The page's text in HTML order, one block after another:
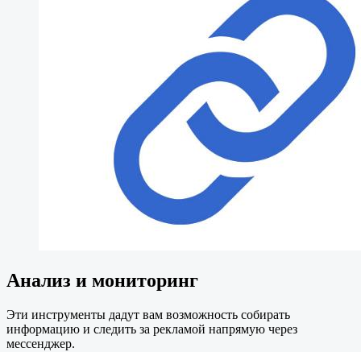
Анализ и мониторинг
Эти инструменты дадут вам возможность собирать
информацию и следить за рекламой напрямую через
мессенджер.